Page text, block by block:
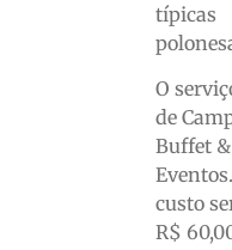
típicas
O
de
Buffet &
custo
R$